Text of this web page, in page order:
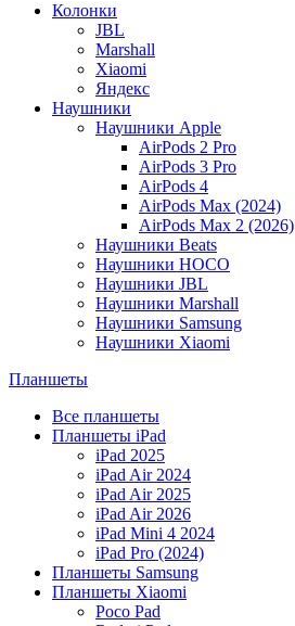
Колонки
JBL
Marshall
Xiaomi
Яндекс
Наушники
Наушники Apple
AirPods 2 Pro
AirPods 3 Pro
AirPods 4
AirPods Max (2024)
AirPods Max 2 (2026)
Наушники Beats
Наушники HOCO
Наушники JBL
Наушники Marshall
Наушники Samsung
Наушники Xiaomi
Планшеты
Все планшеты
Планшеты iPad
iPad 2025
iPad Air 2024
iPad Air 2025
iPad Air 2026
iPad Mini 4 2024
iPad Pro (2024)
Планшеты Samsung
Планшеты Xiaomi
Poco Pad